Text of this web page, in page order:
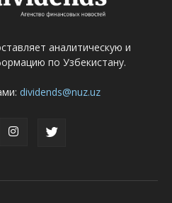
аналитическую и
по Узбекистану.
dividends@nuz.uz